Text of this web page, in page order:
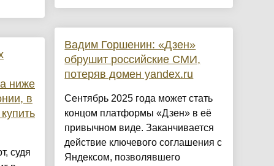
ниже
в
судя
Вадим Горшенин: «Дзен»
обрушит российские СМИ,
потеряв домен yandex.ru
Сентябрь 2025 года может стать
концом платформы «Дзен» в её
привычном виде. Заканчивается
действие ключевого соглашения с
Яндексом, позволявшего